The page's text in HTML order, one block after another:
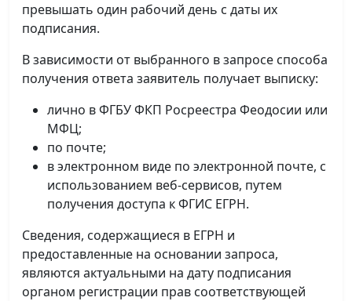
превышать один рабочий день с даты их
подписания.
В зависимости от выбранного в запросе способа
получения ответа заявитель получает выписку:
лично в ФГБУ ФКП Росреестра Феодосии или
МФЦ;
по почте;
в электронном виде по электронной почте, с
использованием веб-сервисов, путем
получения доступа к ФГИС ЕГРН.
Сведения, содержащиеся в ЕГРН и
предоставленные на основании запроса,
являются актуальными на дату подписания
органом регистрации прав соответствующей